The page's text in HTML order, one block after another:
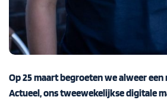
Op 25 maart begroeten we alweer
Actueel, ons tweewekelijkse digitale